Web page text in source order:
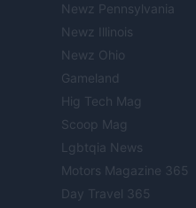
Newz Pennsylvania
Newz Illinois
Newz Ohio
Gameland
Hig Tech Mag
Scoop Mag
Lgbtqia News
Motors Magazine 365
Day Travel 365